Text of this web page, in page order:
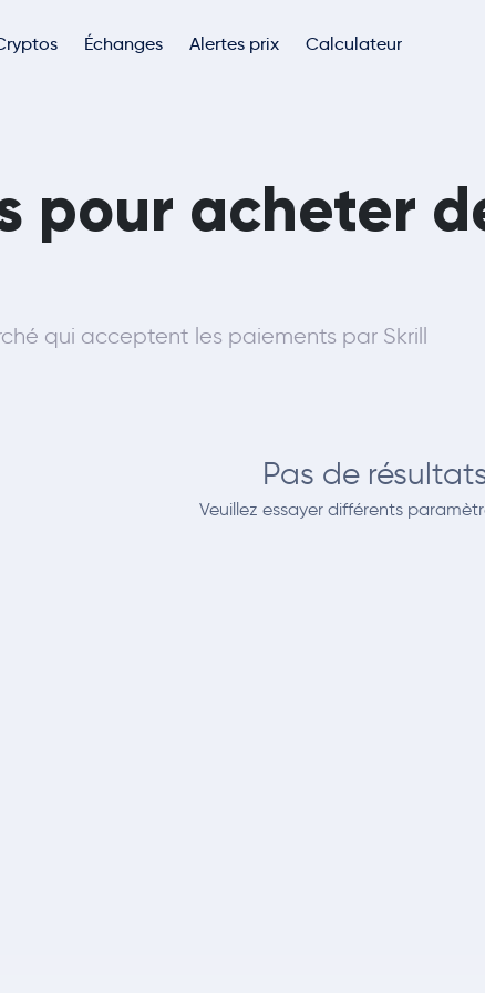
Échanges Alertes prix Calculateur
pour acheter
qui acceptent les paiements par Skrill
Pas de
Veuillez essayer différents